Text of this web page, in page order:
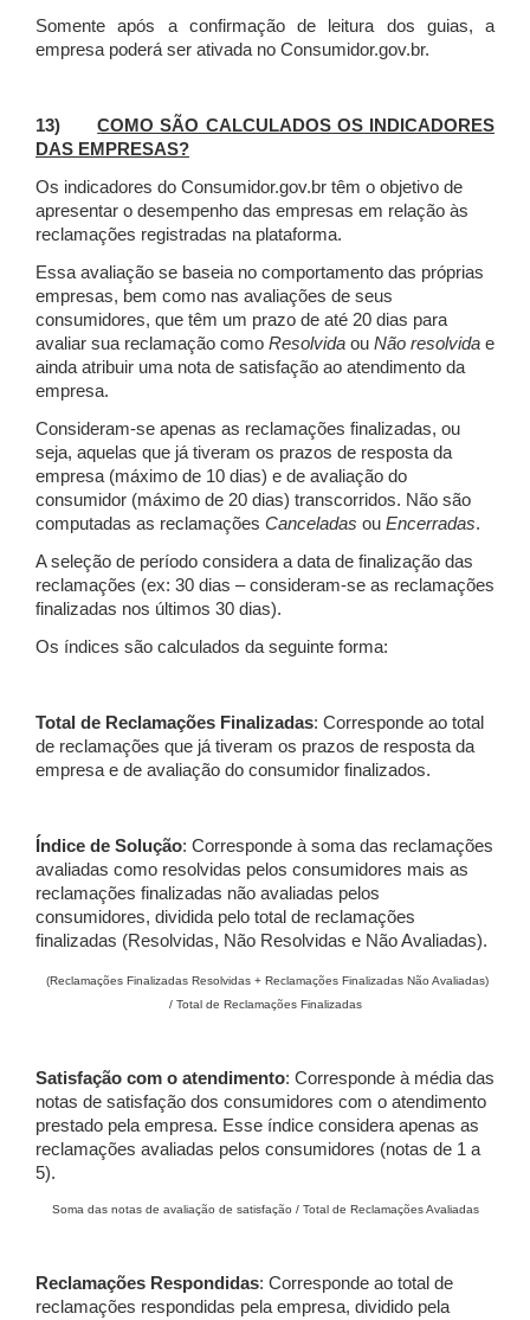
Somente após a confirmação de leitura dos guias, a
empresa poderá ser ativada no Consumidor.gov.br.
13)COMO SÃO CALCULADOS OS INDICADORES
DAS EMPRESAS?
Os indicadores do Consumidor.gov.br têm o objetivo de
apresentar o desempenho das empresas em relação às
reclamações registradas na plataforma.
Essa avaliação se baseia no comportamento das próprias
empresas, bem como nas avaliações de seus
consumidores, que têm um prazo de até 20 dias para
avaliar sua reclamação como Resolvida ou Não resolvida e
ainda atribuir uma nota de satisfação ao atendimento da
empresa.
Consideram-se apenas as reclamações finalizadas, ou
seja, aquelas que já tiveram os prazos de resposta da
empresa (máximo de 10 dias) e de avaliação do
consumidor (máximo de 20 dias) transcorridos. Não são
computadas as reclamações Canceladas ou Encerradas.
A seleção de período considera a data de finalização das
reclamações (ex: 30 dias – consideram-se as reclamações
finalizadas nos últimos 30 dias).
Os índices são calculados da seguinte forma:
Total de Reclamações Finalizadas: Corresponde ao total
de reclamações que já tiveram os prazos de resposta da
empresa e de avaliação do consumidor finalizados.
Índice de Solução: Corresponde à soma das reclamações
avaliadas como resolvidas pelos consumidores mais as
reclamações finalizadas não avaliadas pelos
consumidores, dividida pelo total de reclamações
finalizadas (Resolvidas, Não Resolvidas e Não Avaliadas).
(Reclamações Finalizadas Resolvidas + Reclamações Finalizadas Não Avaliadas)
/ Total de Reclamações Finalizadas
Satisfação com o atendimento: Corresponde à média das
notas de satisfação dos consumidores com o atendimento
prestado pela empresa. Esse índice considera apenas as
reclamações avaliadas pelos consumidores (notas de 1 a
5).
Soma das notas de avaliação de satisfação / Total de Reclamações Avaliadas
Reclamações Respondidas: Corresponde ao total de
reclamações respondidas pela empresa, dividido pela